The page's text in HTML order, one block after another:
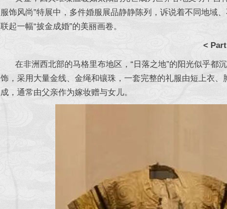
服饰风尚”特展中，多件婚服展品静静陈列，诉说着不同地域
联起一幅“披金成婚”的美丽画卷。
<
在非洲西北部的马格里布地区，“日落之地”的阳光似乎都
饰，采用大量金线、金绳和镶珠，一套完整的礼服由短上衣
成，通常由父亲作为嫁妆赠与女儿。